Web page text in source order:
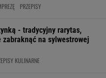
PRZEPISY
- tradycyjny rarytas,
na sylwestrowej
KULINARNE